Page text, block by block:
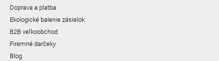
Doprava a platba
Ekologické balenie zásielok
B2B veľkoobchod
Firemné darčeky
Blog